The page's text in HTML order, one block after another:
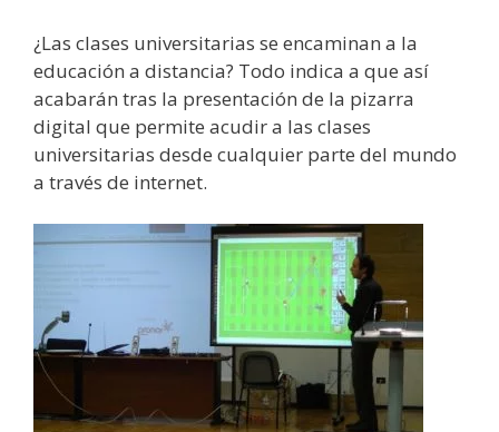
¿Las clases universitarias se encaminan a la
educación a distancia? Todo indica a que así
acabarán tras la presentación de la pizarra
digital que permite acudir a las clases
universitarias desde cualquier parte del mundo
a través de internet.